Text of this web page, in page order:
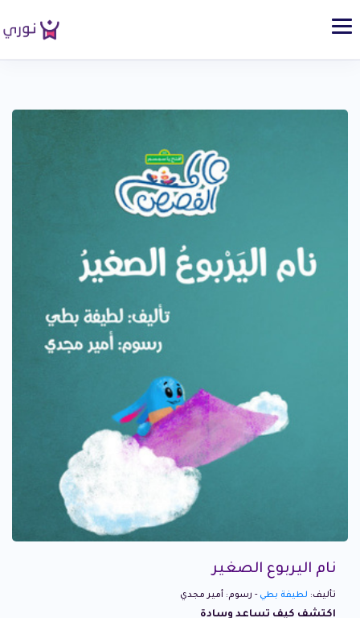
نام اليربوع الصغير
تأليف: لطيفة بطي - رسوم: أمير مجدي
اكتشف كيف تساعد وسادة